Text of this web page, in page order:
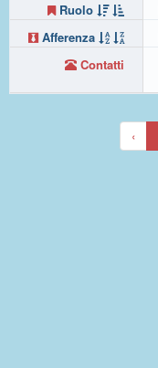
Ruolo
Afferenza
Contatti
‹